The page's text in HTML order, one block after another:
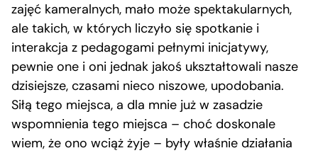
zajęć kameralnych, mało może spektakularnych,
ale takich, w których liczyło się spotkanie i
interakcja z pedagogami pełnymi inicjatywy,
pewnie one i oni jednak jakoś ukształtowali nasze
dzisiejsze, czasami nieco niszowe, upodobania.
Siłą tego miejsca, a dla mnie już w zasadzie
wspomnienia tego miejsca – choć doskonale
wiem, że ono wciąż żyje – były właśnie działania